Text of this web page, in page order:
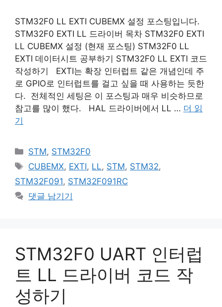
STM32F0 LL EXTI CUBEMX 설정 포스팅입니다.
STM32F0 EXTI LL 드라이버 목차 STM32F0 EXTI
LL CUBEMX 설정 (현재 포스팅) STM32F0 LL
EXTI 데이터시트 공부하기 STM32F0 LL EXTI 코드
작성하기 EXTI는 확장 인터럽트 같은 개념인데 주
로 GPIO로 인터럽트를 걸고 싶을 때 사용하는 듯한
다. 전체적인 세팅은 이 포스팅과 매우 비슷하므로
참고를 많이 했다. HAL 드라이버에서 LL … 더 읽
기
카
테
리
STM, STM32F0
태
그
CUBEMX, EXTI, LL, STM, STM32,
STM32F091, STM32F091RC
댓글 남기기
STM32F0 UART 인터럽
트 LL 드라이버 코드 작
성하기